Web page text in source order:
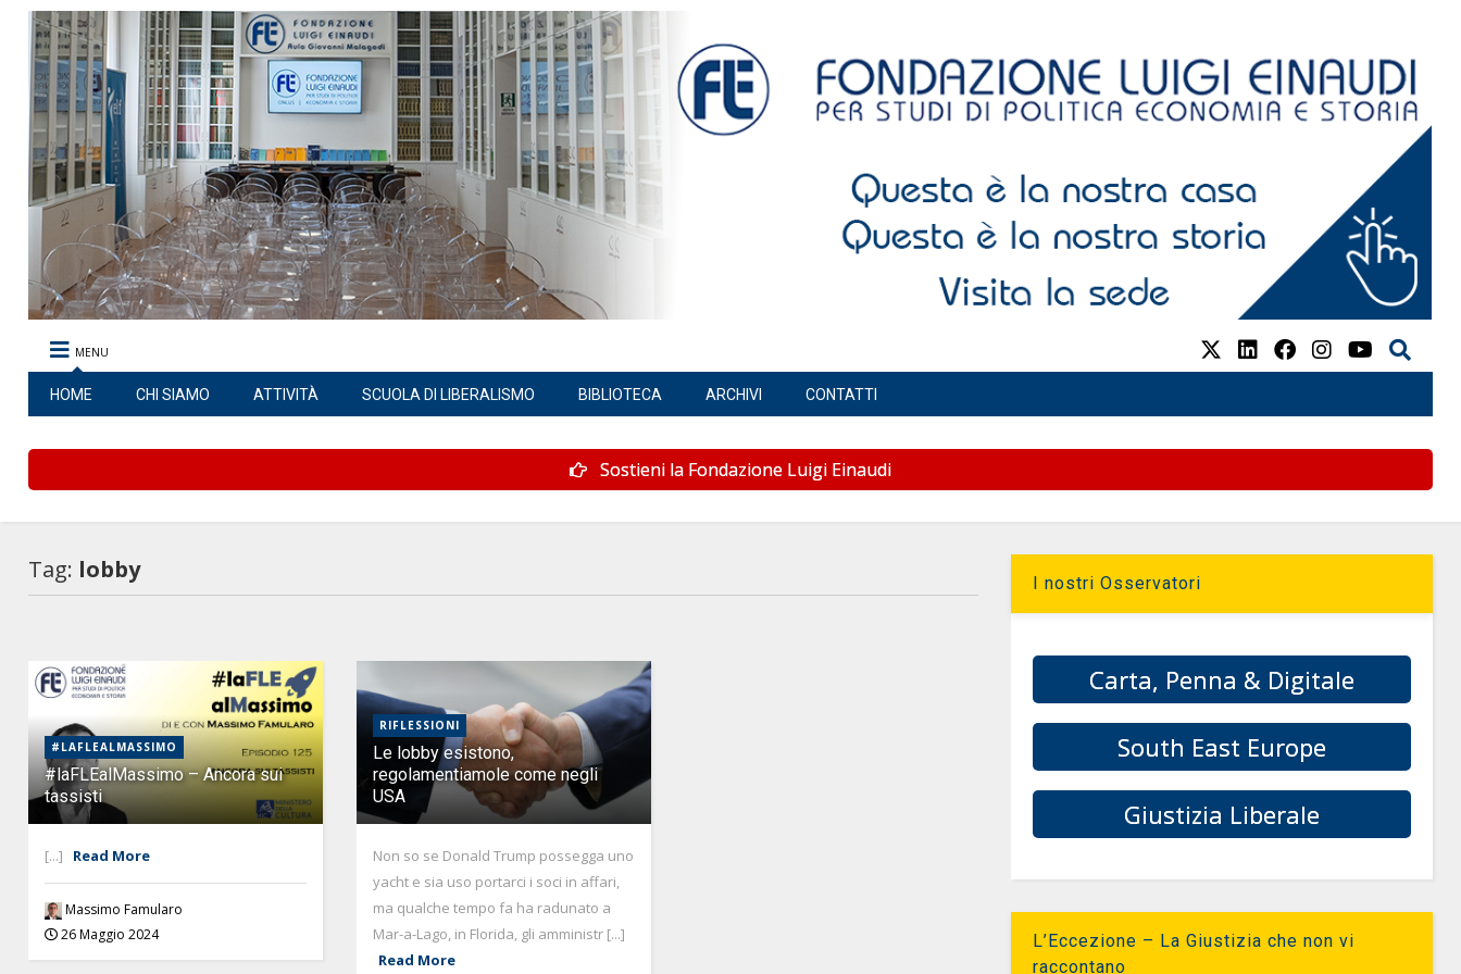
MENU
HOME CHI SIAMO ATTIVITÀ SCUOLA DI LIBERALISMO BIBLIOTECA ARCHIVI CONTATTI
Sostieni la Fondazione Luigi Einaudi
Tag: lobby
#LAFLEALMASSIMO
#laFLEalMassimo – Ancora sui
tassisti
[...] Read More
Massimo Famularo
26 Maggio 2024
RIFLESSIONI
Le lobby esistono,
regolamentiamole come negli
USA
Non so se Donald Trump possegga uno
yacht e sia uso portarci i soci in affari,
ma qualche tempo fa ha radunato a
Mar-a-Lago, in Florida, gli amministr [...]
Read More
I nostri Osservatori
Carta, Penna & Digitale
South East Europe
Giustizia Liberale
L’Eccezione – La Giustizia che non vi
raccontano